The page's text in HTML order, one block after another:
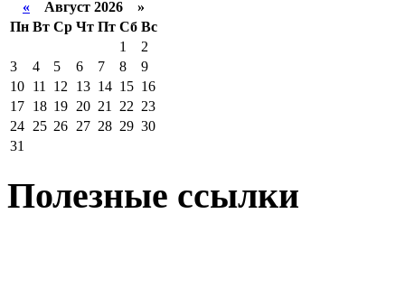
« Август 2026 »
Пн Вт Ср Чт Пт Сб Вс
1
2
3
4 5 6 7 8
9
10 11 12 13 14 15 16
17 18 19 20 21 22 23
24 25 26 27 28 29 30
31
Полезные ссылки